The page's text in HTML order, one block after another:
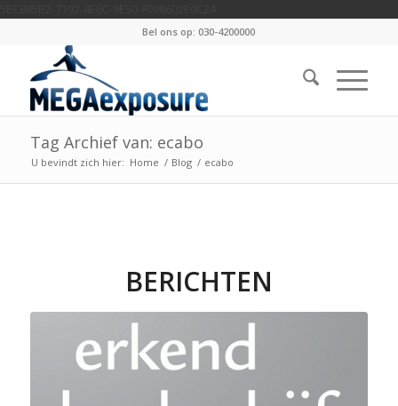
Bel ons op: 030-4200000
Tag Archief van: ecabo
U bevindt zich hier: Home / Blog / ecabo
BERICHTEN